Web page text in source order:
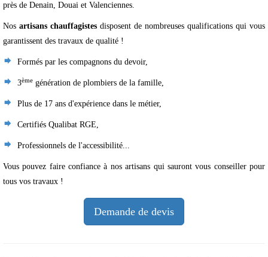
près de Denain, Douai et Valenciennes.
Nos artisans chauffagistes disposent de nombreuses qualifications qui vous
garantissent des travaux de qualité !
Formés par les compagnons du devoir,
3ème génération de plombiers de la famille,
Plus de 17 ans d'expérience dans le métier,
Certifiés Qualibat RGE,
Professionnels de l'accessibilité...
Vous pouvez faire confiance à nos artisans qui sauront vous conseiller pour
tous vos travaux !
Demande de devis